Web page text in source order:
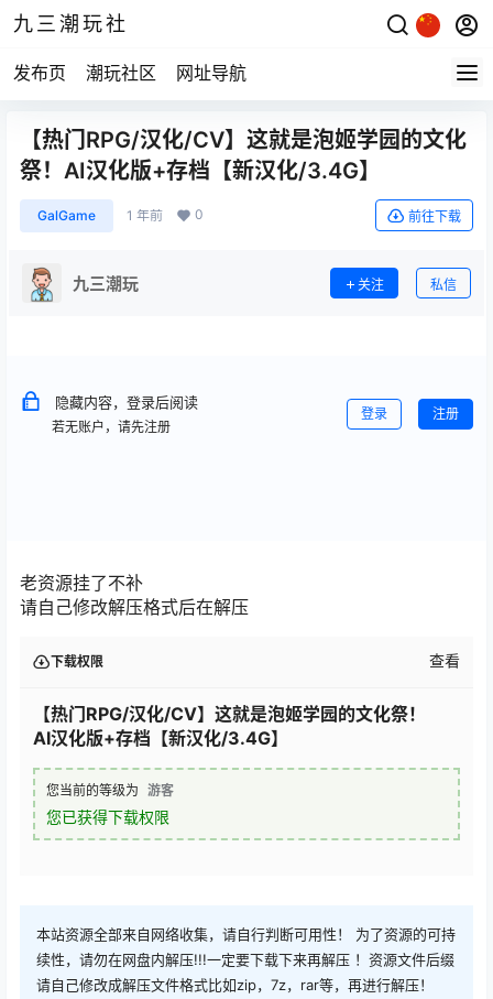
九三潮玩社
发布页 潮玩社区 网址导航
【热门RPG/汉化/CV】这就是泡姬学园的文化
祭！AI汉化版+存档【新汉化/3.4G】
GalGame 1 年前 0 前往下载
九三潮玩 关注 私信
隐藏内容，登录后阅读
若无账户，请先注册
登录 注册
老资源挂了不补
请自己修改解压格式后在解压
下载权限 查看
【热门RPG/汉化/CV】这就是泡姬学园的文化祭！
AI汉化版+存档【新汉化/3.4G】
您当前的等级为 游客
您已获得下载权限
本站资源全部来自网络收集，请自行判断可用性！ 为了资源的可持
续性，请勿在网盘内解压!!!一定要下载下来再解压 ！资源文件后缀
请自己修改成解压文件格式比如zip，7z，rar等，再进行解压！